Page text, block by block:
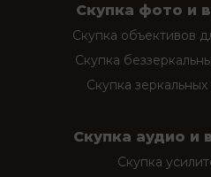
Скупка фото и
Скупка объективов
Скупка
Скупка
Скупка аудио и
Скупка